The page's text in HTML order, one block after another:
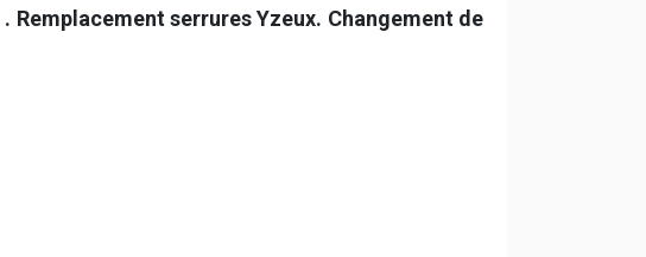
. Remplacement serrures Yzeux. Changement de